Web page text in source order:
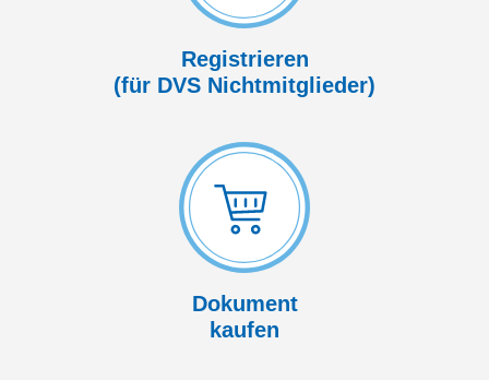
Registrieren
(für DVS Nicht­mitglieder)
Dokument
kaufen